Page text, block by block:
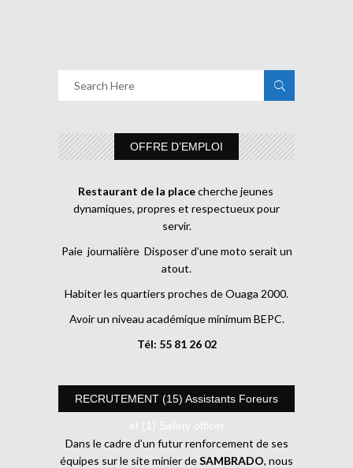
OFFRE D’EMPLOI
Restaurant de la placecherche jeunes
dynamiques, propres et respectueux pour
servir.
Paie journalière Disposer d’une moto serait un
atout.
Habiter les quartiers proches de Ouaga 2000.
Avoir un niveau académique minimum BEPC.
Tél: 55 81 26 02
RECRUTEMENT (15) Assistants Foreurs
et (1) Safety officer
Dans le cadre d’un futur renforcement de ses
équipes sur le site minier deSAMBRADO, nous